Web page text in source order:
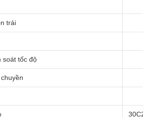
trái
soát tốc độ